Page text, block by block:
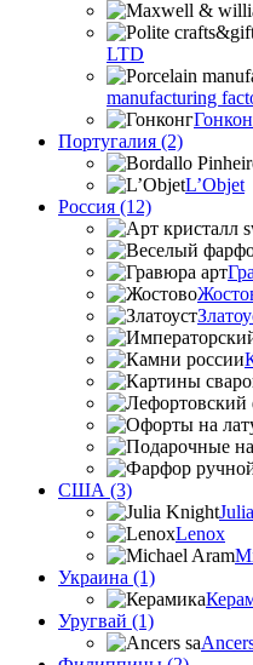
LTD
manufacturing
Португалия (2)
L’Objet
Россия (12)
США (3)
Lenox
Украина (1)
Уругвай (1)